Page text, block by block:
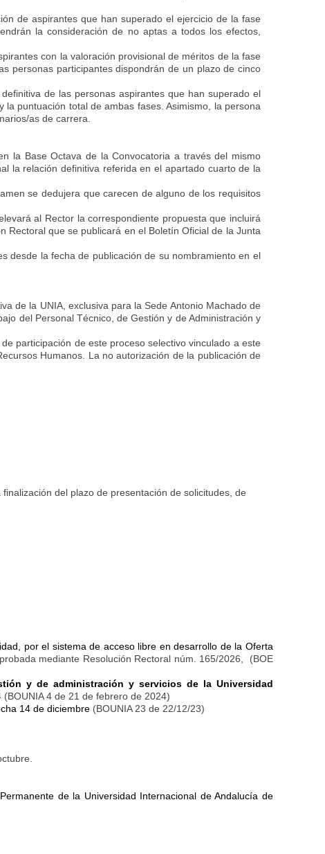
de aspirantes que han superado el ejercicio de la fase
la consideración de no aptas a todos los efectos,
con la valoración provisional de méritos de la fase
personas participantes dispondrán de un plazo de cinco
de las personas aspirantes que han superado el
puntuación total de ambas fases. Asimismo, la persona
as de carrera.
la Base Octava de la Convocatoria a través del mismo
la relación definitiva referida en el apartado cuarto de la
se dedujera que carecen de alguno de los requisitos
al Rector la correspondiente propuesta que incluirá
Rectoral que se publicará en el Boletín Oficial de la Junta
desde la fecha de publicación de su nombramiento en el
de la UNIA, exclusiva para la Sede Antonio Machado de
del Personal Técnico, de Gestión y de Administración y
participación de este proceso selectivo vinculado a este
Humanos. La no autorización de la publicación de
del plazo de presentación de solicitudes, de
por el sistema de acceso libre en desarrollo de la Oferta
mediante Resolución Rectoral núm. 165/2026, (BOE
y de administración y servicios de la Universidad
4 de 21 de febrero de 2024)
14 de diciembre (BOUNIA 23 de 22/12/23)
de la Universidad Internacional de Andalucía de